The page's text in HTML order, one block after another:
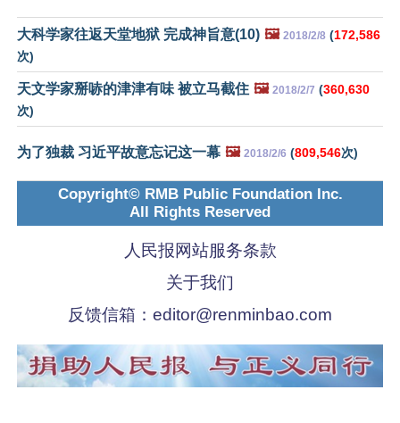
大科学家往返天堂地狱 完成神旨意(10) 🖼️ 2018/2/8 (172,586
次)
天文学家掰哧的津津有味 被立马截住 🖼️ 2018/2/7 (360,630
次)
为了独裁 习近平故意忘记这一幕 🖼️ 2018/2/6 (809,546次)
Copyright© RMB Public Foundation Inc.
All Rights Reserved
人民报网站服务条款
关于我们
反馈信箱： editor@renminbao.com